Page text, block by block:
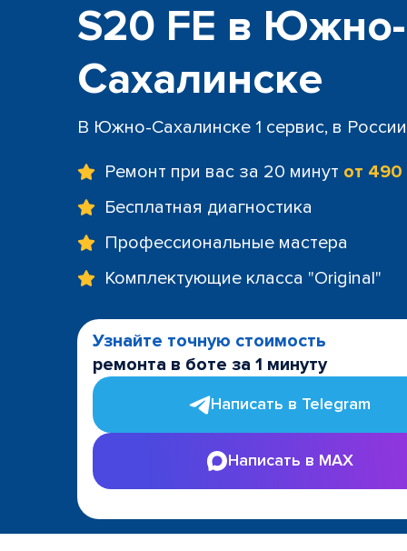
S20 FE в Южно-
Сахалинске
В Южно-Сахалинске 1 сервис, в
Ремонт при вас за 20 минут от
Бесплатная диагностика
Профессиональные мастера
Комплектующие класса "Original"
Узнайте точную стоимость
ремонта в боте за 1 минуту
Написать в Telegram
Написать в MAX